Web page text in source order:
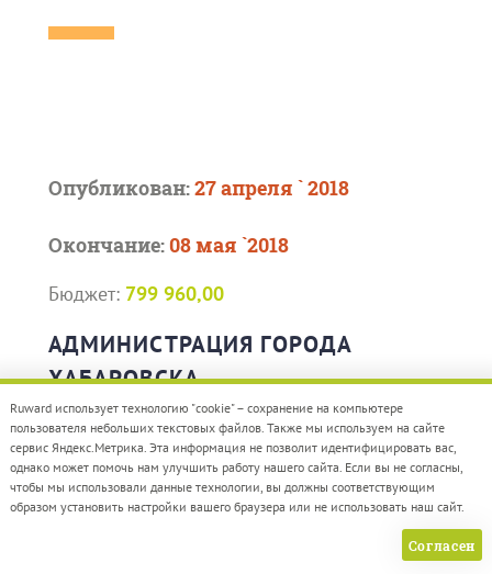
Опубликован:27 апреля ` 2018
Окончание:08 мая `2018
Бюджет: 799 960,00
АДМИНИСТРАЦИЯ ГОРОДА
ХАБАРОВСКА
Тип услуги:Прочее
Оказание информационных услуг по
подготовке и размещению материалов о
реализации городских программ на сайте
Ruward использует технологию "cookie" – сохранение на компьютере
пользователя небольших текстовых файлов. Также мы используем на сайте
сервис Яндекс.Метрика. Эта информация не позволит идентифицировать вас,
однако может помочь нам улучшить работу нашего сайта. Если вы не согласны,
чтобы мы использовали данные технологии, вы должны соответствующим
образом установить настройки вашего браузера или не использовать наш сайт.
Согласен